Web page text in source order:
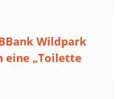
Wildpark
eine „Toilette